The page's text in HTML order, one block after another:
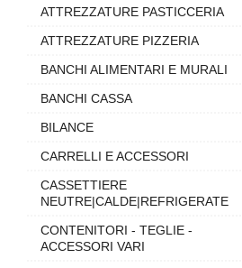
ATTREZZATURE PASTICCERIA
ATTREZZATURE PIZZERIA
BANCHI ALIMENTARI E MURALI
BANCHI CASSA
BILANCE
CARRELLI E ACCESSORI
CASSETTIERE
NEUTRE|CALDE|REFRIGERATE
CONTENITORI - TEGLIE -
ACCESSORI VARI